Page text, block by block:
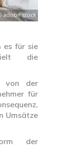
es für sie
die
von der
für
Umsätze
der